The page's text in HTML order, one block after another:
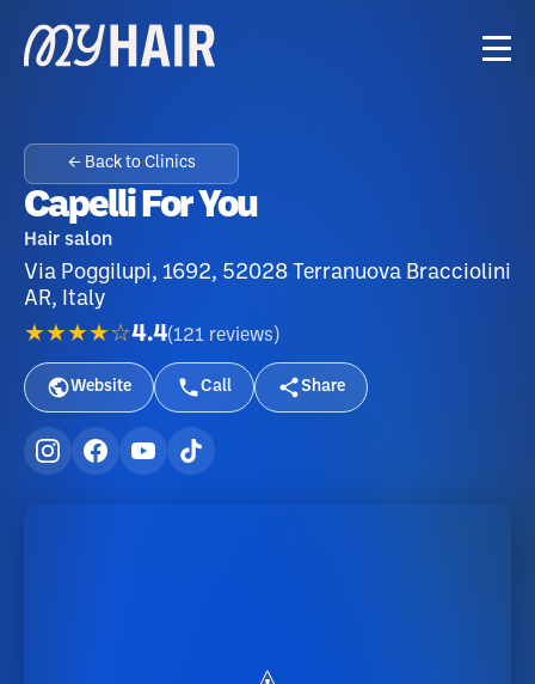
← Back to Clinics
Capelli For You
Hair salon
Via Poggilupi, 1692, 52028 Terranuova Bracciolini
AR, Italy
★★★★☆4.4(121 reviews )
Website Call Share